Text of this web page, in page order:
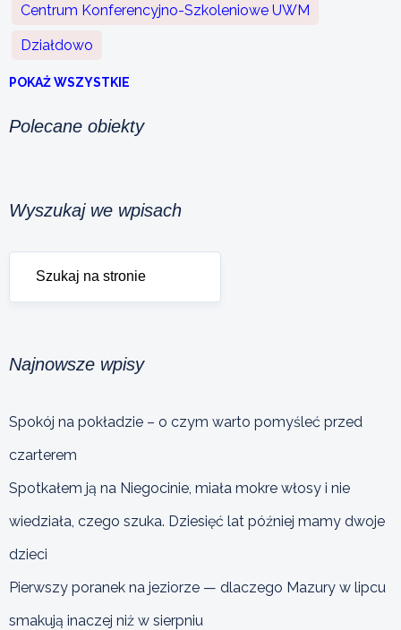
Centrum Konferencyjno-Szkoleniowe UWM
Działdowo
POKAŻ WSZYSTKIE
Polecane obiekty
Wyszukaj we wpisach
Najnowsze wpisy
Spokój na pokładzie – o czym warto pomyśleć przed
czarterem
Spotkałem ją na Niegocinie, miała mokre włosy i nie
wiedziała, czego szuka. Dziesięć lat później mamy dwoje
dzieci
Pierwszy poranek na jeziorze — dlaczego Mazury w lipcu
smakują inaczej niż w sierpniu